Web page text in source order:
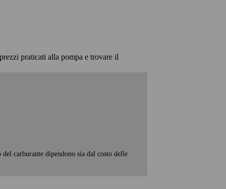
praticati alla pompa e trovare il
carburante dipendono sia dal costo delle